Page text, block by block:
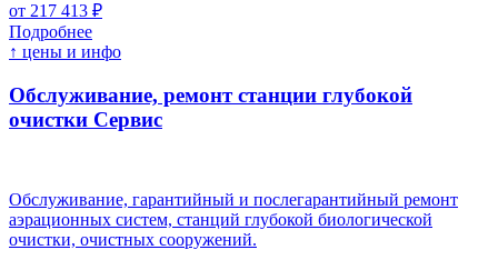
от 217 413 ₽
Подробнее
↑ цены и инфо
Обслуживание, ремонт станции глубокой
очистки Cервис
Обслуживание, гарантийный и послегарантийный ремонт
аэрационных систем, станций глубокой биологической
очистки, очистных сооружений.